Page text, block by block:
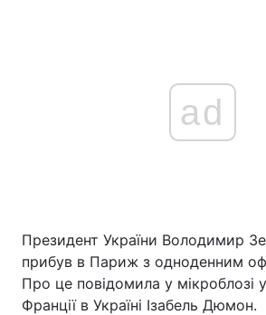
ad
Президент України Володимир
прибув в Париж з одноденним
Про це повідомила у мікроблозі
Франції в Україні Ізабель Дюмон.